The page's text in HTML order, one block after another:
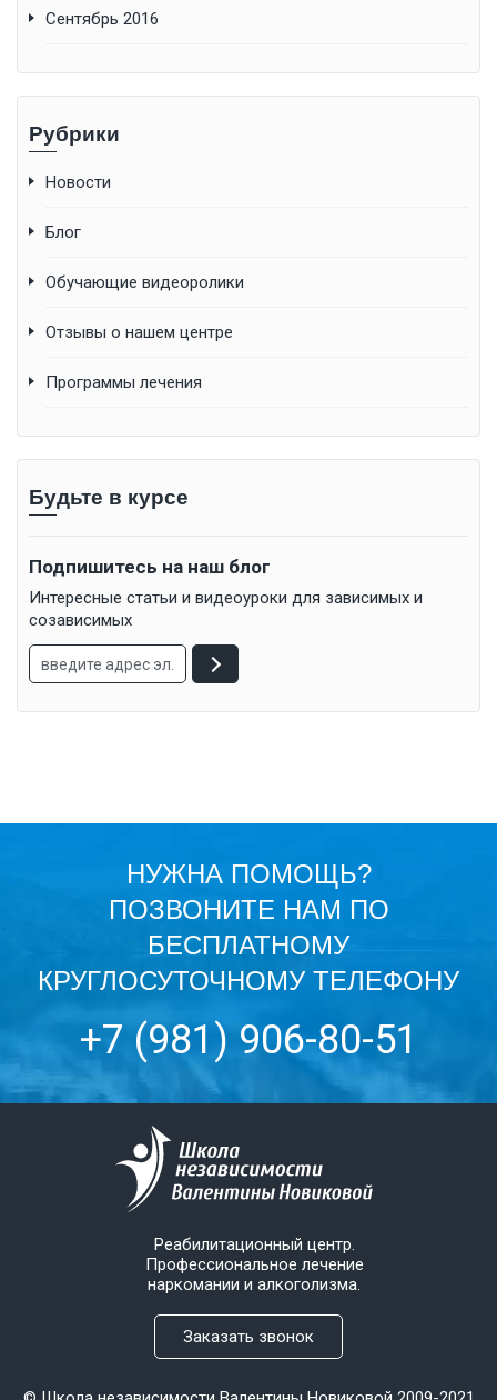
Сентябрь 2016
Рубрики
Новости
Блог
Обучающие видеоролики
Отзывы о нашем центре
Программы лечения
Будьте в курсе
Подпишитесь на наш блог
Интересные статьи и видеоуроки для зависимых и
созависимых
НУЖНА ПОМОЩЬ?
ПОЗВОНИТЕ НАМ ПО
БЕСПЛАТНОМУ
КРУГЛОСУТОЧНОМУ ТЕЛЕФОНУ
+7 (981) 906-80-51
Реабилитационный центр.
Профессиональное лечение
наркомании и алкоголизма.
Заказать звонок